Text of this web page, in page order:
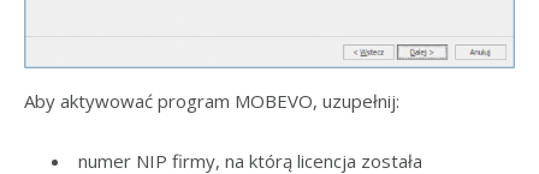
Aby aktywować program MOBEVO, uzupełnij:
numer NIP firmy, na którą licencja została